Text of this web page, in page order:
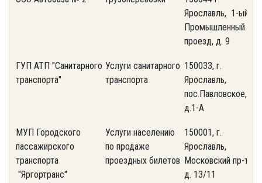
Ярославль, 1-ый
Промышленный
проезд, д. 9
ГУП АТП "Санитарного
транспорта"
Услуги санитарного
транспорта
150033, г.
Ярославль,
пос.Павловское,
д.1-А
МУП Городского
пассажирского
транспорта
"Яргортранс"
Услуги населению
по продаже
проездных билетов
150001, г.
Ярославль,
Московский пр-т,
д. 13/11